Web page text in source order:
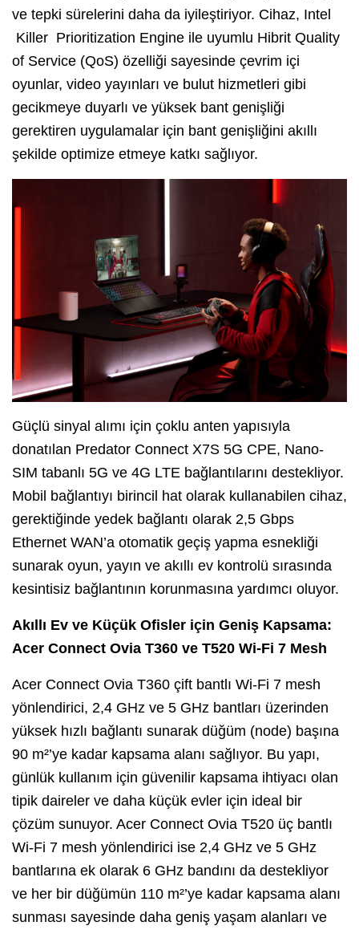
ve tepki sürelerini daha da iyileştiriyor. Cihaz, Intel
Killer Prioritization Engine ile uyumlu Hibrit Quality
of Service (QoS) özelliği sayesinde çevrim içi
oyunlar, video yayınları ve bulut hizmetleri gibi
gecikmeye duyarlı ve yüksek bant genişliği
gerektiren uygulamalar için bant genişliğini akıllı
şekilde optimize etmeye katkı sağlıyor.
Güçlü sinyal alımı için çoklu anten yapısıyla
donatılan Predator Connect X7S 5G CPE, Nano-
SIM tabanlı 5G ve 4G LTE bağlantılarını destekliyor.
Mobil bağlantıyı birincil hat olarak kullanabilen cihaz,
gerektiğinde yedek bağlantı olarak 2,5 Gbps
Ethernet WAN’a otomatik geçiş yapma esnekliği
sunarak oyun, yayın ve akıllı ev kontrolü sırasında
kesintisiz bağlantının korunmasına yardımcı oluyor.
Akıllı Ev ve Küçük Ofisler için Geniş Kapsama:
Acer Connect Ovia T360 ve T520 Wi-Fi 7 Mesh
Acer Connect Ovia T360 çift bantlı Wi-Fi 7 mesh
yönlendirici, 2,4 GHz ve 5 GHz bantları üzerinden
yüksek hızlı bağlantı sunarak düğüm (node) başına
90 m²’ye kadar kapsama alanı sağlıyor. Bu yapı,
günlük kullanım için güvenilir kapsama ihtiyacı olan
tipik daireler ve daha küçük evler için ideal bir
çözüm sunuyor. Acer Connect Ovia T520 üç bantlı
Wi-Fi 7 mesh yönlendirici ise 2,4 GHz ve 5 GHz
bantlarına ek olarak 6 GHz bandını da destekliyor
ve her bir düğümün 110 m²’ye kadar kapsama alanı
sunması sayesinde daha geniş yaşam alanları ve